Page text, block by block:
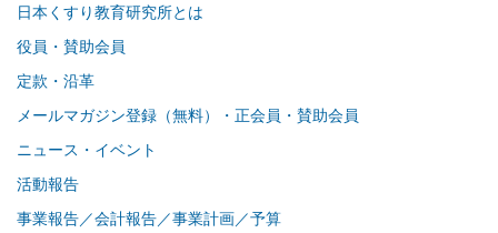
日本くすり教育研究所とは
役員・賛助会員
定款・沿革
メールマガジン登録（無料）・正会員・賛助会員
ニュース・イベント
活動報告
事業報告／会計報告／事業計画／予算